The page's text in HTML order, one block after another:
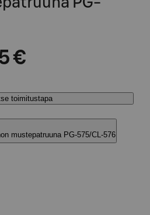
€
toimitustapa
mustepatruuna PG-575/CL-576